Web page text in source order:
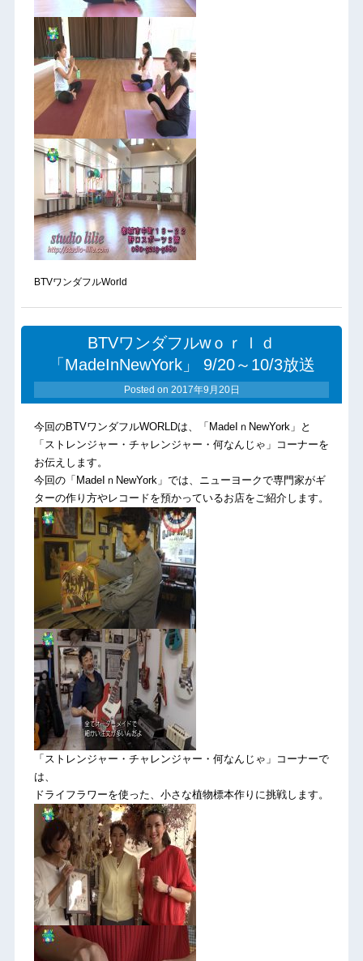
BTVワンダフルWorld
BTVワンダフルwｏｒｌｄ
「MadeInNewYork」 9/20～10/3放送
Posted on 2017年9月20日
今回のBTVワンダフルWORLDは、「MadeIｎNewYork」と
「ストレンジャー・チャレンジャー・何なんじゃ」コーナーを
お伝えします。
今回の「MadeIｎNewYork」では、ニューヨークで専門家がギ
ターの作り方やレコードを預かっているお店をご紹介します。
「ストレンジャー・チャレンジャー・何なんじゃ」コーナーで
は、
ドライフラワーを使った、小さな植物標本作りに挑戦します。